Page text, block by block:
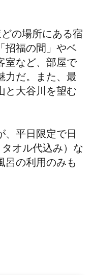
の場所にある宿
招福の間」やベ
室など、部屋で
だ。また、 最
と大谷川を望む
、平日限定で日
オル代込み）な
呂の利用のみも